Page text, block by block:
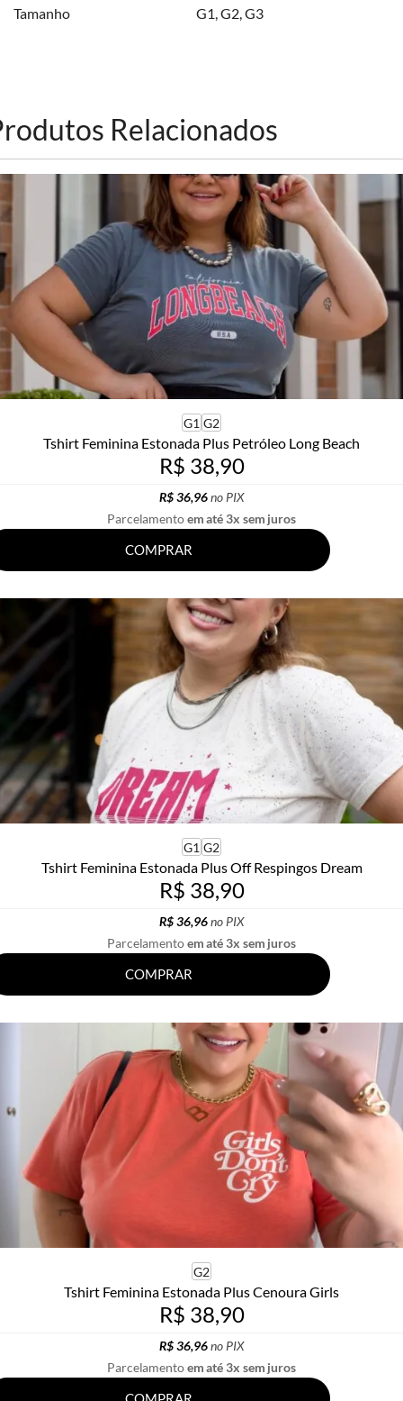
Tamanho G1,G2,G3
Relacionados
G1 G2
Tshirt Feminina Estonada Plus Petróleo Long Beach
R$ 38,90
R$ 36,96no PIX
Parcelamentoem até 3x sem juros
COMPRAR
G1 G2
Tshirt Feminina Estonada Plus Off Respingos Dream
R$ 38,90
R$ 36,96no PIX
Parcelamentoem até 3x sem juros
COMPRAR
G2
Tshirt Feminina Estonada Plus Cenoura Girls
R$ 38,90
R$ 36,96no PIX
Parcelamentoem até 3x sem juros